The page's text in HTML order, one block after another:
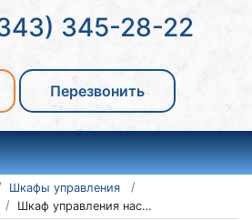
345-28-22
Перезвонить
Шкафы управления
Шкаф управления насосами ШУН 1-160